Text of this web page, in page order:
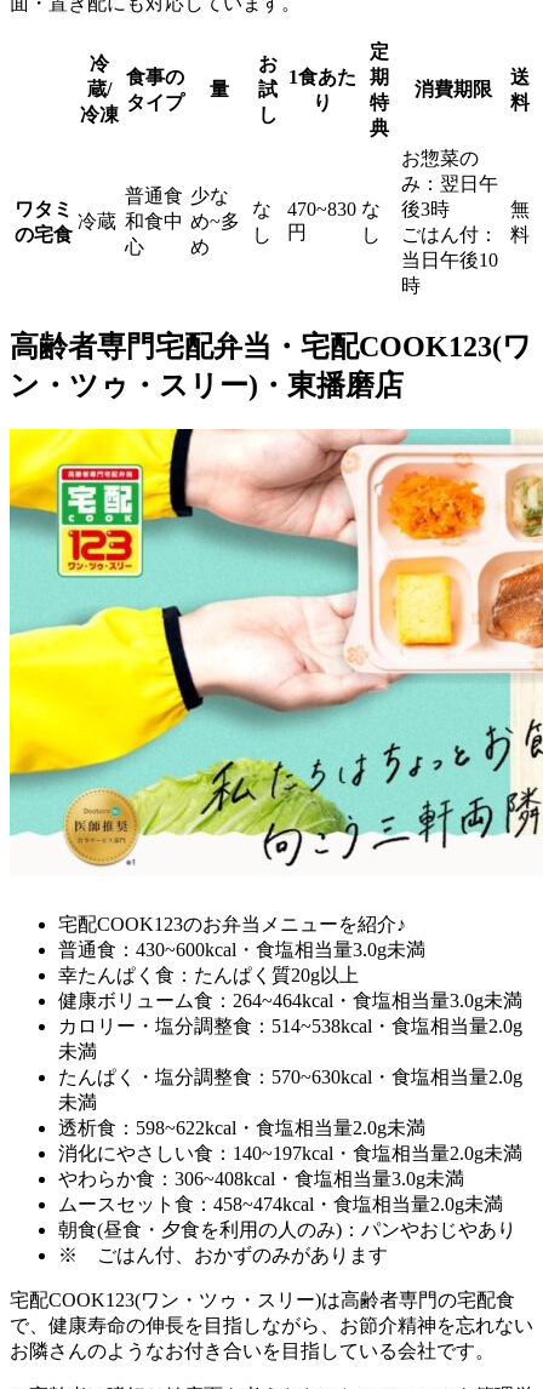
冷
蔵/
冷凍
食事の
タイプ
量
お
試
し
1食あた
り
定
期
特
典
消費期限
送
料
ワタミ
の宅食
冷蔵
普通食
和食中
心
少な
め~多
め
な
し
470~830
円
な
し
お惣菜の
み：翌日午
後3時
ごはん付：
当日午後10
時
無
料
高齢者専門宅配弁当・宅配COOK123(ワ
ン・ツゥ・スリー)・東播磨店
宅配COOK123のお弁当メニューを紹介♪
普通食：430~600kcal・食塩相当量3.0g未満
幸たんぱく食：たんぱく質20g以上
健康ボリューム食：264~464kcal・食塩相当量3.0g未満
カロリー・塩分調整食：514~538kcal・食塩相当量2.0g
未満
たんぱく・塩分調整食：570~630kcal・食塩相当量2.0g
未満
透析食：598~622kcal・食塩相当量2.0g未満
消化にやさしい食：140~197kcal・食塩相当量2.0g未満
やわらか食：306~408kcal・食塩相当量3.0g未満
ムースセット食：458~474kcal・食塩相当量2.0g未満
朝食(昼食・夕食を利用の人のみ)：パンやおじやあり
※ ごはん付、おかずのみがあります
宅配COOK123(ワン・ツゥ・スリー)は高齢者専門の宅配食
で、健康寿命の伸長を目指しながら、お節介精神を忘れない
お隣さんのようなお付き合いを目指している会社です。